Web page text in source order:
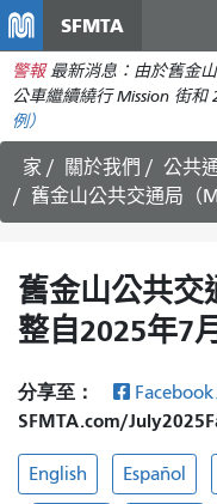
SFMTA
警報 最新消息：由於舊金
公車繼續繞行 Mission 街和
例）
家 關於我們
公共
舊金山公共交通局（
舊金山公共交
整自2025年7
分享至： Facebook
SFMTA.com/
English Español